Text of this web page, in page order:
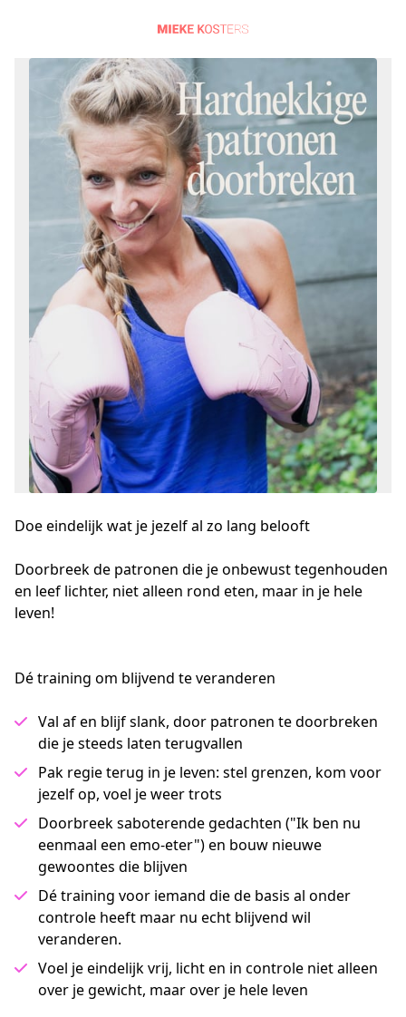
Doe eindelijk wat je jezelf al zo lang belooft
Doorbreek de patronen die je onbewust tegenhouden
en leef lichter, niet alleen rond eten, maar in je hele
leven!
Dé training om blijvend te veranderen
Val af en blijf slank, door patronen te doorbreken
die je steeds laten terugvallen
Pak regie terug in je leven: stel grenzen, kom voor
jezelf op, voel je weer trots
Doorbreek saboterende gedachten ("Ik ben nu
eenmaal een emo-eter") en bouw nieuwe
gewoontes die blijven
Dé training voor iemand die de basis al onder
controle heeft maar nu echt blijvend wil
veranderen.
Voel je eindelijk vrij, licht en in controle niet alleen
over je gewicht, maar over je hele leven